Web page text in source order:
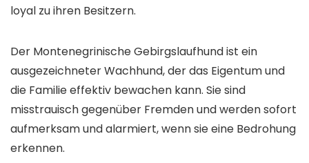
loyal zu ihren Besitzern.
Der Montenegrinische Gebirgslaufhund ist ein
ausgezeichneter Wachhund, der das Eigentum und
die Familie effektiv bewachen kann. Sie sind
misstrauisch gegenüber Fremden und werden sofort
aufmerksam und alarmiert, wenn sie eine Bedrohung
erkennen.